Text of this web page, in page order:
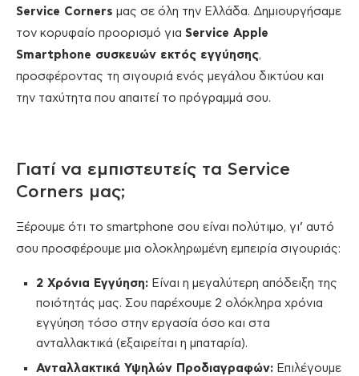
Service Corners μας σε όλη την Ελλάδα. Δημιουργήσαμε
τον κορυφαίο προορισμό για Service Apple
Smartphone συσκευών εκτός εγγύησης,
προσφέροντας τη σιγουριά ενός μεγάλου δικτύου και
την ταχύτητα που απαιτεί το πρόγραμμά σου.
Γιατί να εμπιστευτείς τα Service
Corners μας;
Ξέρουμε ότι το smartphone σου είναι πολύτιμο, γι’ αυτό
σου προσφέρουμε μια ολοκληρωμένη εμπειρία σιγουριάς:
2 Χρόνια Εγγύηση: Είναι η μεγαλύτερη απόδειξη της
ποιότητάς μας. Σου παρέχουμε 2 ολόκληρα χρόνια
εγγύηση τόσο στην εργασία όσο και στα
ανταλλακτικά (εξαιρείται η μπαταρία).
Ανταλλακτικά Υψηλών Προδιαγραφών: Επιλέγουμε